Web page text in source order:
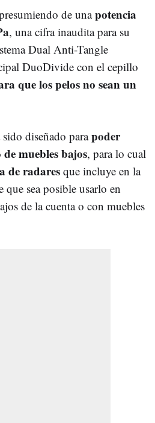
de unapotencia
, una cifra inaudita para su
Dual Anti-Tangle
DuoDivide con el cepillo
que los pelos no sean un
diseñado parapoder
muebles bajos, para lo cual
de radares que incluye en la
que sea posible usarlo en
de la cuenta o con muebles